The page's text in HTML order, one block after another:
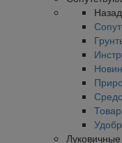
Назад